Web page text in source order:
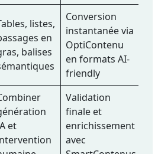
listes,
en
balises
Conversion
instantanée via
OptiContenu
en formats AI-
friendly
et
Validation
finale et
enrichissement
avec